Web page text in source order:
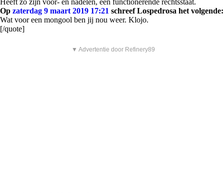
Heeft zo zijn voor- en nadelen, een functionerende rechtsstaat.
Op zaterdag 9 maart 2019 17:21 schreef Lospedrosa het volgende:
Wat voor een mongool ben jij nou weer. Klojo.
[/quote]
▼ Advertentie door Refinery89